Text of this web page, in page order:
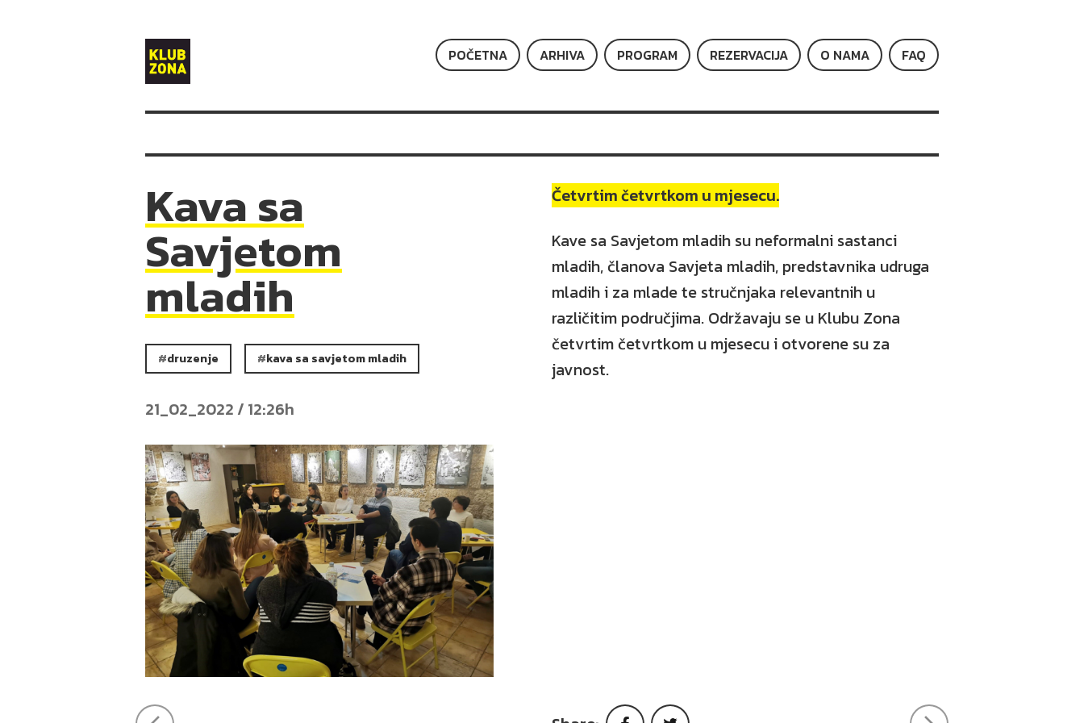
Klub
Zona
FAQ
O NAMA
REZERVACIJA
PROGRAM
ARHIVA
POČETNA
Kava sa
Savjetom
mladih
druzenje kava sa savjetom mladih
21_02_2022 / 12:26h
Četvrtim četvrtkom u mjesecu.
Kave sa Savjetom mladih su neformalni sastanci
mladih, članova Savjeta mladih, predstavnika udruga
mladih i za mlade te stručnjaka relevantnih u
različitim područjima. Održavaju se u Klubu Zona
četvrtim četvrtkom u mjesecu i otvorene su za
javnost.